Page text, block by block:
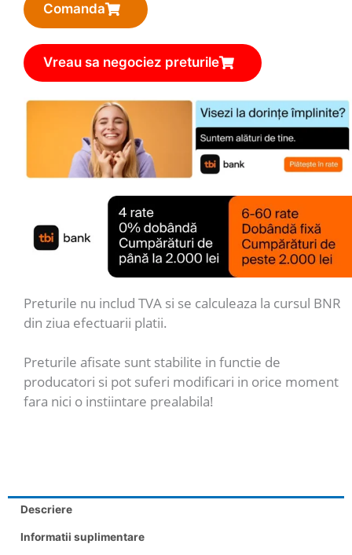
Comanda
Vreau sa negociez preturile
Preturile nu includ TVA si se calculeaza la cursul BNR
din ziua efectuarii platii.
Preturile afisate sunt stabilite in functie de
producatori si pot suferi modificari in orice moment
fara nici o instiintare prealabila!
Descriere
Informatii suplimentare